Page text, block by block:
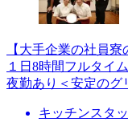
【大手企業の社員
１日8時間フルタイ
夜勤あり＜安定のグ
キッチンスタ